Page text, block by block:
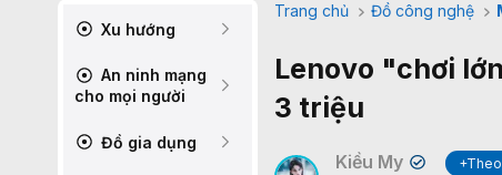
Xu hướng
An ninh mạng
cho mọi người
Đồ gia dụng
Trang chủ Đồ công nghệ
Lenovo "chơi
3 triệu
Kiều My ✔